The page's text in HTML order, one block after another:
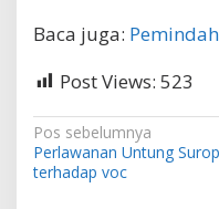
Baca juga:
Post Views: 523
N
a
Pos sebelumnya
Perlawanan Untung
terhadap voc